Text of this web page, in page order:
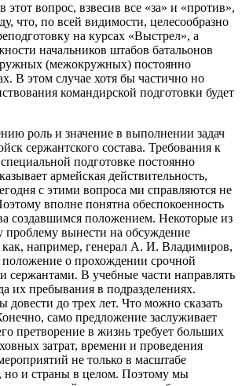
этот вопрос, взвесив все «за» и «против»,
что, по всей видимости, целесообразно
на курсах «Выстрел», а
начальников штабов батальонов
(межокружных) постоянно
В этом случае хотя бы частично но
командирской подготовки будет
роль и значение в выполнении задач
сержантского состава. Требования к
подготовке постоянно
армейская действительность,
с этими вопроса ми справляются не
вполне понятна обеспокоенность
создавшимся положением. Некоторые из
проблему вынести на обсуждение
как, например, генерал А. И. Владимиров,
положение о прохождении срочной
сержантами. В учебные части направлять
их пребывания в подразделениях.
до трех лет. Что можно сказать
само предложение заслуживает
претворение в жизнь требует больших
затрат, времени и проведения
не только в масштабе
и страны в целом. Поэтому мы